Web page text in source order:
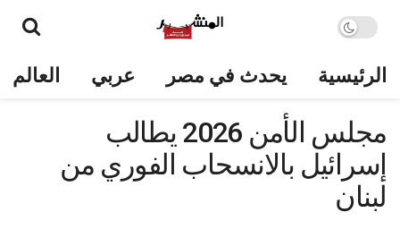
الرئيسية يحدث في مصر عربي العالم
مجلس الأمن 2026 يطالب
إسرائيل بالانسحاب الفوري من
لبنان